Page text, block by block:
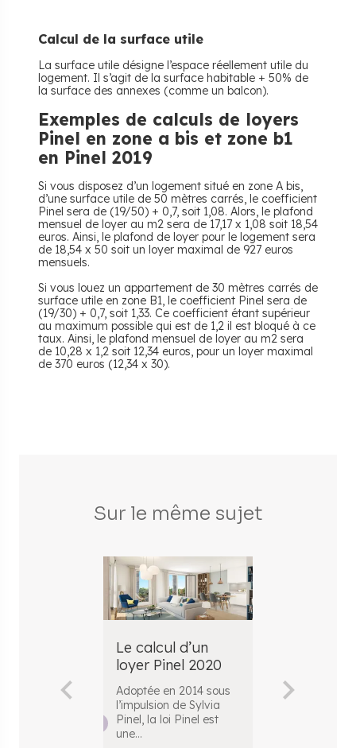
Calcul de la surface utile
La surface utile désigne l’espace réellement utile du
logement. Il s’agit de la surface habitable + 50% de
la surface des annexes (comme un balcon).
Exemples de calculs de loyers
Pinel en zone a bis et zone b1
en Pinel 2019
Si vous disposez d’un logement situé en zone A bis,
d’une surface utile de 50 mètres carrés, le coefficient
Pinel sera de (19/50) + 0,7, soit 1,08. Alors, le plafond
mensuel de loyer au m2 sera de 17,17 x 1,08 soit 18,54
euros. Ainsi, le plafond de loyer pour le logement sera
de 18,54 x 50 soit un loyer maximal de 927 euros
mensuels.
Si vous louez un appartement de 30 mètres carrés de
surface utile en zone B1, le coefficient Pinel sera de
(19/30) + 0,7, soit 1,33. Ce coefficient étant supérieur
au maximum possible qui est de 1,2 il est bloqué à ce
taux. Ainsi, le plafond mensuel de loyer au m2 sera
de 10,28 x 1,2 soit 12,34 euros, pour un loyer maximal
de 370 euros (12,34 x 30).
Sur le même sujet
Le calcul d’un
loyer Pinel 2020
Adoptée en 2014 sous
l’impulsion de Sylvia
Pinel, la loi Pinel est
une...
loyer
de son